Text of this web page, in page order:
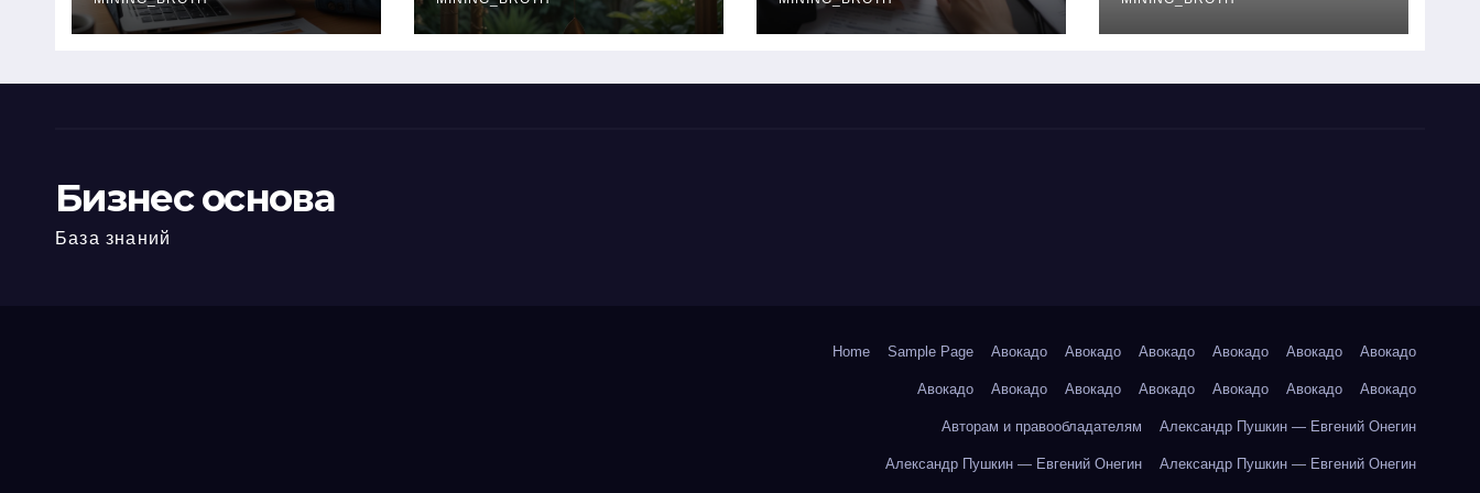
офис: порядок,
требования и
колокольчиков
ставки и
требования к
руководство
Бизнес основа
База знаний
Home Sample Page Авокадо Авокадо Авокадо Авокадо Авокадо Авокадо
Авокадо Авокадо Авокадо Авокадо Авокадо Авокадо Авокадо
Авторам и правообладателям Александр Пушкин — Евгений Онегин
Александр Пушкин — Евгений Онегин Александр Пушкин — Евгений Онегин